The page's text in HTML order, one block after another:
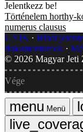
Jelentkezz be!
Történelem horthy-
numerus clausus
GYIK
Hibát
dokumentumok
© 2026 Magyar Jeti
Vége
Menü